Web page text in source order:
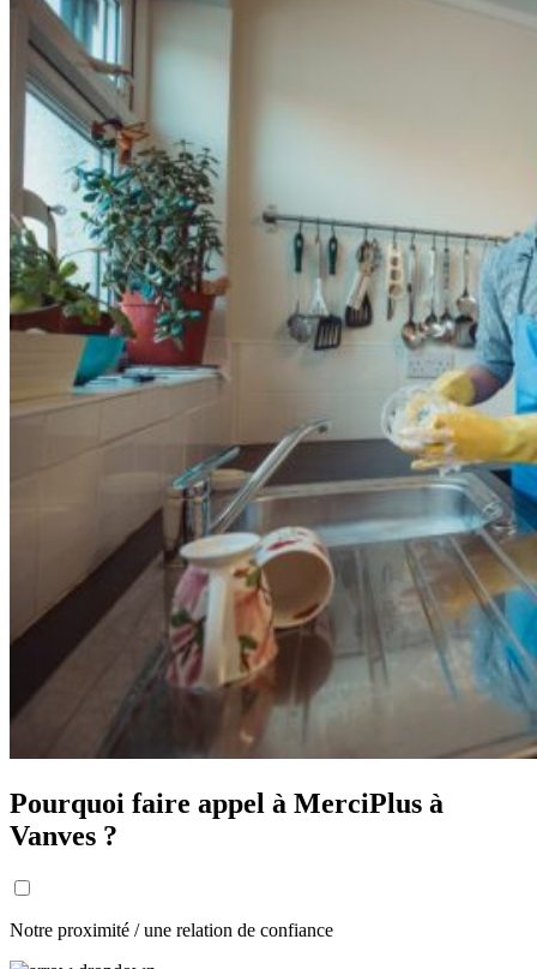
Pourquoi faire appel à MerciPlus à
Vanves ?
Notre proximité / une relation de confiance